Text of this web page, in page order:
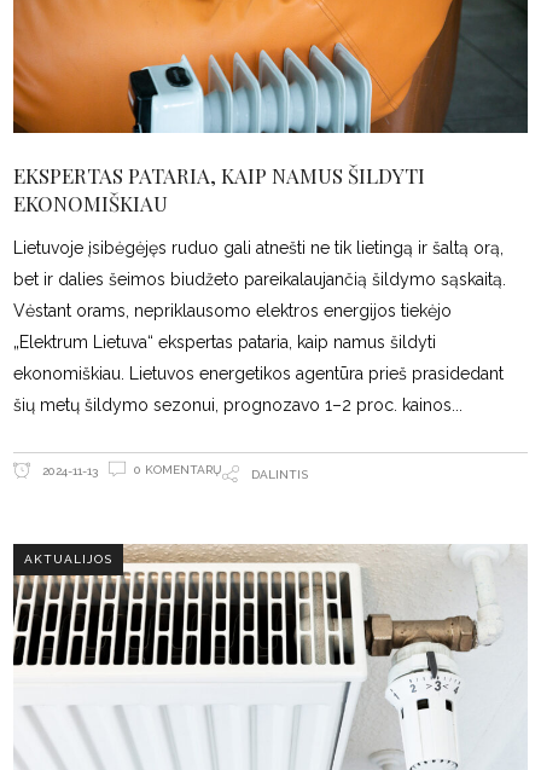
EKSPERTAS PATARIA, KAIP NAMUS ŠILDYTI
EKONOMIŠKIAU
Lietuvoje įsibėgėjęs ruduo gali atnešti ne tik lietingą ir šaltą orą,
bet ir dalies šeimos biudžeto pareikalaujančią šildymo sąskaitą.
Vėstant orams, nepriklausomo elektros energijos tiekėjo
„Elektrum Lietuva“ ekspertas pataria, kaip namus šildyti
ekonomiškiau. Lietuvos energetikos agentūra prieš prasidedant
šių metų šildymo sezonui, prognozavo 1–2 proc. kainos
2024-11-13 0 KOMENTARŲ DALINTIS
AKTUALIJOS